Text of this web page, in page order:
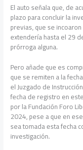
El auto señala que, de
plazo para concluir la
previas, que se
extendería hasta el 29
prórroga alguna.
Pero añade que es
que se remiten a la
el Juzgado de
fecha de registro en
por la Fundación Foro
2024, pese a que en
sea tomada esta fecha
investigación.